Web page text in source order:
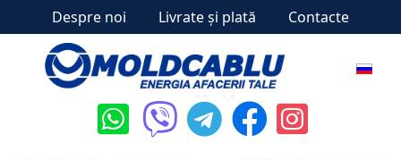
Despre noi Livrate și plată Contacte